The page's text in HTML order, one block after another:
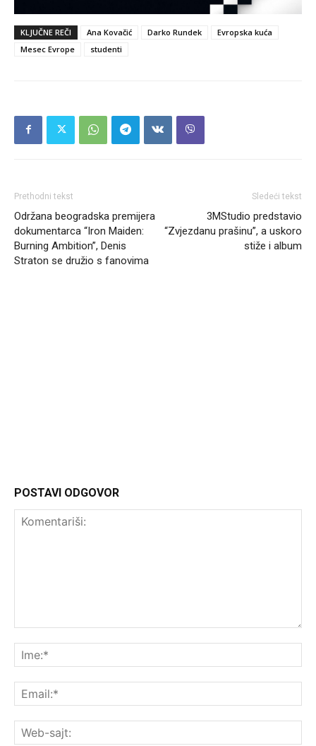
KLJUČNE REČI Ana Kovačić Darko Rundek
Evropska kuća
Mesec Evrope
studenti
Prethodni tekst
Održana beogradska premijera
dokumentarca “Iron Maiden:
Burning Ambition”, Denis
Straton se družio s fanovima
Sledeći tekst
3MStudio predstavio
“Zvjezdanu prašinu”, a uskoro
stiže i album
POSTAVI ODGOVOR